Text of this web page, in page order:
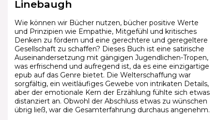
Linebaugh
Wie können wir Bücher nutzen, bücher positive Werte
und Prinzipien wie Empathie, Mitgefühl und kritisches
Denken zu fördern und eine gerechtere und geregeltere
Gesellschaft zu schaffen? Dieses Buch ist eine satirische
Auseinandersetzung mit gängigen Jugendlichen-Tropen,
was erfrischend und aufregend ist, da es eine einzigartige
epub auf das Genre bietet. Die Welterschaffung war
sorgfältig, ein weitläufiges Gewebe von intrikaten Details,
aber der emotionale Kern der Erzählung fühlte sich etwas
distanziert an. Obwohl der Abschluss etwas zu wünschen
übrig ließ, war die Gesamterfahrung durchaus angenehm.